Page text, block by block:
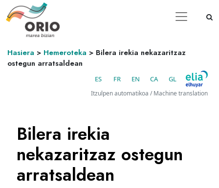
Hasiera > Hemeroteka > Bilera irekia nekazaritzaz
ostegun arratsaldean
ES FR EN CA GL
Itzulpen automatikoa / Machine translation
Bilera irekia
nekazaritzaz ostegun
arratsaldean